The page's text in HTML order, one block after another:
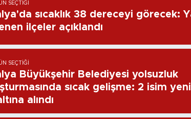
SEÇTIĞI
sıcaklık 38 dereceyi görecek:
ilçeler açıklandı
SEÇTIĞI
Büyükşehir Belediyesi yolsuzluk
sıcak gelişme: 2 isim
alındı